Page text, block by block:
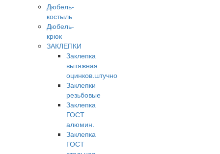
Дюбель-
костыль
Дюбель-
крюк
ЗАКЛЕПКИ
Заклепка
вытяжная
оцинков.штучно
Заклепки
резьбовые
Заклепка
ГОСТ
алюмин.
Заклепка
ГОСТ